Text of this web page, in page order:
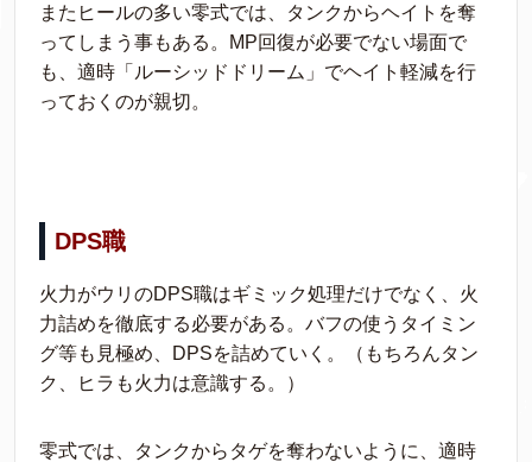
またヒールの多い零式では、タンクからヘイトを奪
ってしまう事もある。MP回復が必要でない場面で
も、適時「ルーシッドドリーム」でヘイト軽減を行
っておくのが親切。
DPS職
火力がウリのDPS職はギミック処理だけでなく、火
力詰めを徹底する必要がある。バフの使うタイミン
グ等も見極め、DPSを詰めていく。（もちろんタン
ク、ヒラも火力は意識する。）
零式では、タンクからタゲを奪わないように、適時